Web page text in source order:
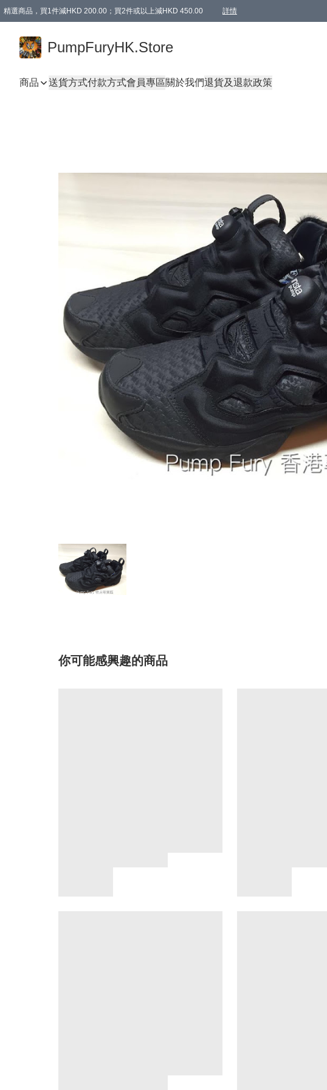
精選商品，買1件減HKD 200.00；買2件或以上減HKD 450.00 詳情
PumpFuryHK.Store
商品 送貨方式付款方式會員專區關於我們退貨及退款政策
你可能感興趣的商品